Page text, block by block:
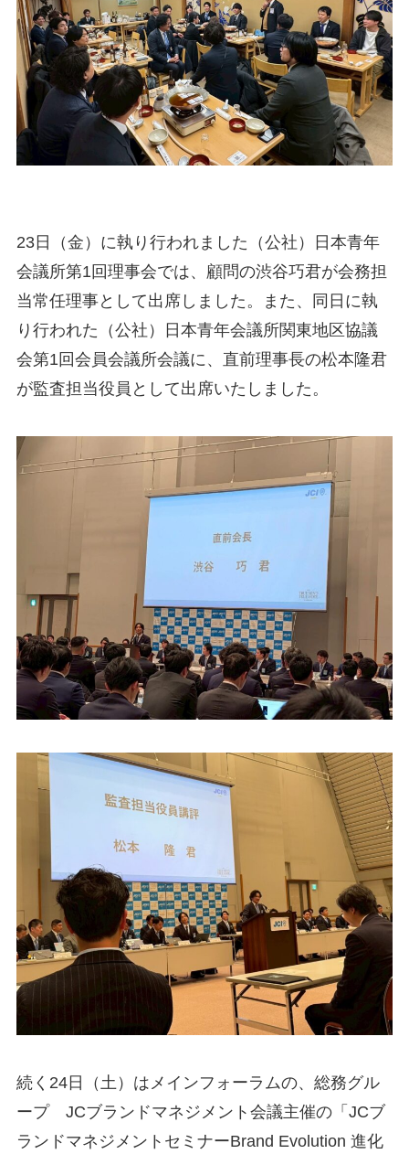
23日（金）に執り行われました（公社）日本青年
会議所第1回理事会では、顧問の渋谷巧君が会務担
当常任理事として出席しました。また、同日に執
り行われた（公社）日本青年会議所関東地区協議
会第1回会員会議所会議に、直前理事長の松本隆君
が監査担当役員として出席いたしました。
続く24日（土）はメインフォーラムの、総務グル
ープ JCブランドマネジメント会議主催の「JCブ
ランドマネジメントセミナーBrand Evolution 進化